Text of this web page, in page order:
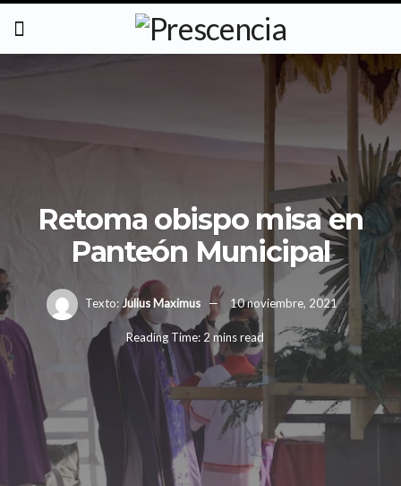
Retoma obispo misa en
Panteón Municipal
Texto:Julius Maximus 10 noviembre, 2021
Reading Time: 2 mins read